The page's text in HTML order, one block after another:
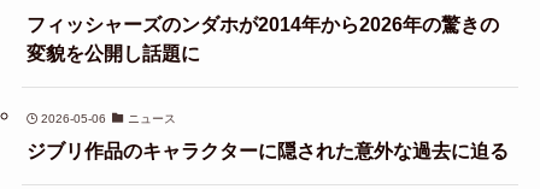
フィッシャーズのンダホが2014年から2026年の驚きの
変貌を公開し話題に
2026-05-06 ニュース
ジブリ作品のキャラクターに隠された意外な過去に迫る